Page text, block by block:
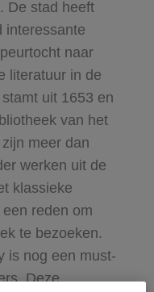
De stad heeft
interessante
naar
literatuur in de
uit 1653 en
van het
meer dan
werken uit de
klassieke
reden om
te bezoeken.
is nog een must-
Deze